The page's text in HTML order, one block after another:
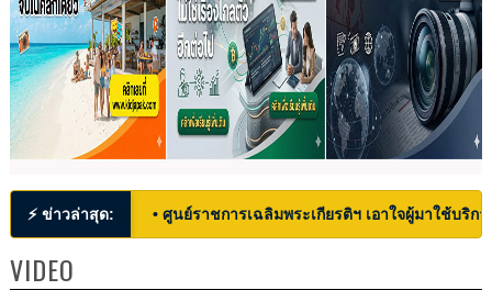
⚡ ข่าวล่าสุด: • ศูนย์ราชการเฉลิมพระเกียรติฯ เอาใจผู้มาใช้บริก
VIDEO